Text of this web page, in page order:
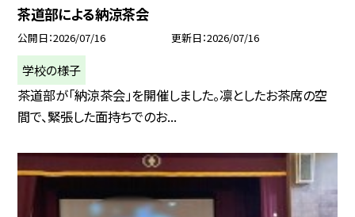
茶道部による納涼茶会
公開日 2026/07/16 更新日 2026/07/16
学校の様子
茶道部が「納涼茶会」を開催しました。凛としたお茶席の空
間で、緊張した面持ちでのお...